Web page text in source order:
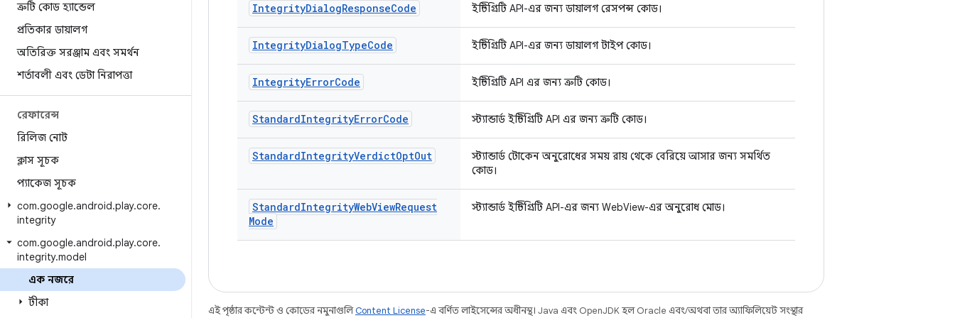
ত্রুটি কোড হ্যান্ডেল
প্রতিকার ডায়ালগ
অতিরিক্ত সরঞ্জাম এবং সমর্থন
শর্তাবলী এবং ডেটা নিরাপত্তা
রেফারেন্স
রিলিজ নোট
ক্লাস সূচক
প্যাকেজ সূচক
com.google.android.play.core.
integrity
com.google.android.play.core.
integrity.model
এক নজরে
টীকা
IntegrityDialogResponseCode ইন্টিগ্রিটি API-এর জন্য ডায়ালগ রেসপন্স কোড।
IntegrityDialogTypeCode ইন্টিগ্রিটি API-এর জন্য ডায়ালগ টাইপ কোড।
IntegrityErrorCode ইন্টিগ্রিটি API এর জন্য ত্রুটি কোড।
StandardIntegrityErrorCode স্ট্যান্ডার্ড ইন্টিগ্রিটি API এর জন্য ত্রুটি কোড।
StandardIntegrityVerdictOptOut
স্ট্যান্ডার্ড টোকেন অনুরোধের সময় রায় থেকে বেরিয়ে আসার জন্য সমর্থিত
কোড।
StandardIntegrityWebViewRequest
Mode
স্ট্যান্ডার্ড ইন্টিগ্রিটি API-এর জন্য WebView-এর অনুরোধ মোড।
এই পৃষ্ঠার কন্টেন্ট ও কোডের নমুনাগুলিContent License-এ বর্ণিত লাইসেন্সের অধীনস্থ। Java এবং OpenJDK হল Oracle এবং/অথবা তার অ্যাফিলিয়েট সংস্থার